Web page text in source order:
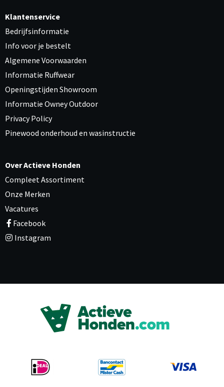
Klantenservice
Bedrijfsinformatie
Info voor je bestelt
Algemene Voorwaarden
Informatie Ruffwear
Openingstijden Showroom
Informatie Owney Outdoor
Privacy Policy
Pinewood onderhoud en wasinstructie
Over Actieve Honden
Compleet Assortiment
Onze Merken
Vacatures
Facebook
Instagram